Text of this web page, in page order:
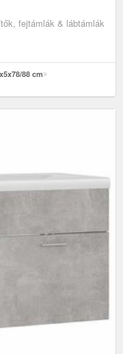
fejtámlák & lábtámlák
88 cm